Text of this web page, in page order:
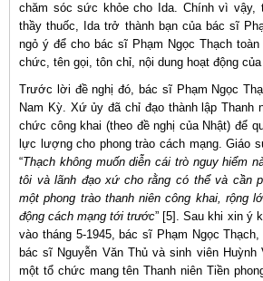
chăm sóc sức khỏe cho Ida. Chính vì vậy,
thầy thuốc, Ida trở thành bạn của bác sĩ
ngỏ ý để cho bác sĩ Phạm Ngọc Thạch
chức, tên gọi, tôn chỉ, nội dung hoạt động
Trước lời đề nghị đó, bác sĩ Phạm Ngọc
Nam Kỳ. Xứ ủy đã chỉ đạo thành lập Thanh
chức công khai (theo đề nghị của Nhật) để
lực lượng cho phong trào cách mạng. Giáo
“Thạch không muốn diễn cái trò nguy hiểm
tôi và lãnh đạo xứ cho rằng có thể và cần
một phong trào thanh niên công khai, rộng
động cách mạng tới trước” [5]. Sau khi xin ý
vào tháng 5-1945, bác sĩ Phạm Ngọc
bác sĩ Nguyễn Văn Thủ và sinh viên Huỳnh
một tổ chức mang tên Thanh niên Tiền